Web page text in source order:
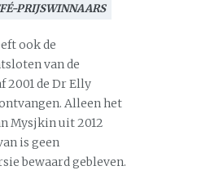
PRIJSWINNAARS
ook de
van de
2001 de Dr Elly
Alleen het
Mysjkin uit 2012
is geen
bewaard gebleven.